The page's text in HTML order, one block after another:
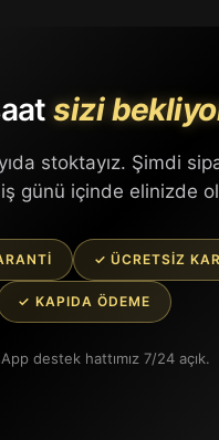
sizi
stoktayız. Şimdi
günü içinde elinizde
✓ ÜCRETSIZ
✓ KAPIDA ÖDEME
destek hattımız 7/24 açık.